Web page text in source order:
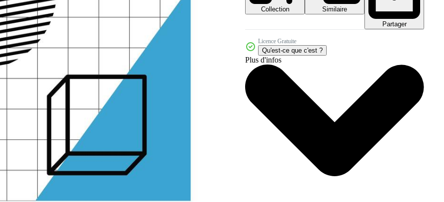
Collection
Similaire
Partager
Licence Gratuite
Qu'est-ce que c'est ?
Plus d'infos